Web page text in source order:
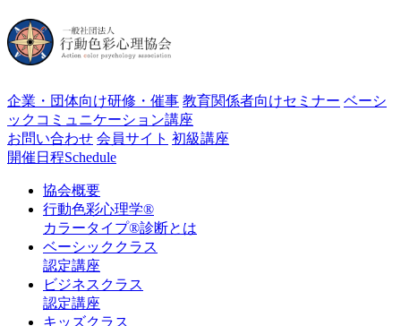
企業・団体向け研修・催事 教育関係者向けセミナー ベーシ
ックコミュニケーション講座
お問い合わせ 会員サイト 初級講座
開催日程Schedule
協会概要
行動色彩心理学®
カラータイプ®診断とは
ベーシッククラス
認定講座
ビジネスクラス
認定講座
キッズクラス